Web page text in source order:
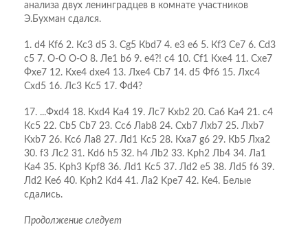
анализа двух ленинградцев в комнате участников
Э.Бухман сдался.
1. d4 Кf6 2. Кc3 d5 3. Сg5 Кbd7 4. e3 e6 5. Кf3 Сe7 6. Сd3
c5 7. O-O O-O 8. Лe1 b6 9. e4?! c4 10. Сf1 Кxe4 11. Сxe7
Фxe7 12. Кxe4 dxe4 13. Лxe4 Сb7 14. d5 Фf6 15. Лxc4
Сxd5 16. Лc3 Кc5 17. Фd4?
17. ...Фxd4 18. Кxd4 Кa4 19. Лc7 Кxb2 20. Сa6 Кa4 21. c4
Кc5 22. Сb5 Сb7 23. Сc6 Лab8 24. Сxb7 Лxb7 25. Лxb7
Кxb7 26. Кc6 Лa8 27. Лd1 Кc5 28. Кxa7 g6 29. Кb5 Лxa2
30. f3 Лc2 31. Кd6 h5 32. h4 Лb2 33. Kрh2 Лb4 34. Лa1
Кa4 35. Kрh3 Kрf8 36. Лd1 Кc5 37. Лd2 e5 38. Лd5 f6 39.
Лd2 Кe6 40. Kрh2 Кd4 41. Лa2 Kрe7 42. Кe4. Белые
сдались.
Продолжение следует